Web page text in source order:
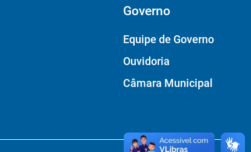
Governo
Equipe de Governo
Ouvidoria
Câmara Municipal